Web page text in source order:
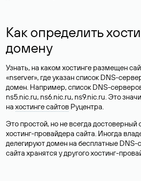
Как определить
домену
Узнать, на каком хостинге размещен
«nserver», где указан список DNS-
домен. Например, список DNS-
ns5.nic.ru, ns6.nic.ru, ns9.nic.ru. Это
на хостинге сайтов Руцентра.
Это простой, но не всегда достоверный
хостинг-провайдера сайта. Иногда
делегируют домен на бесплатные
сайта хранятся у другого хостинг-